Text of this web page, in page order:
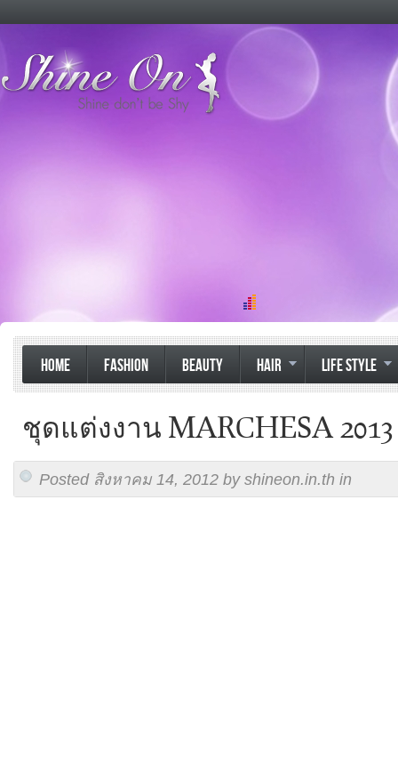
HOME FASHION BEAUTY HAIR LIFE STYLE
ชุดแต่งงาน MARCHESA 2013
Posted สิงหาคม 14, 2012 by shineon.in.th in